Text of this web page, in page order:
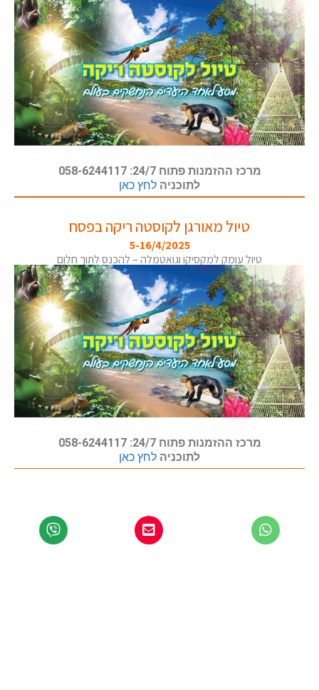
מרכז ההזמנות פתוח 24/7: 058-6244117
לתוכניה לחץ כאן
טיול מאורגן לקוסטה ריקה בפסח
5-16/4/2025
טיול עומק למקסיקו וגואטמלה – להכנס לתוך חלום
מרכז ההזמנות פתוח 24/7: 058-6244117
לתוכניה לחץ כאן